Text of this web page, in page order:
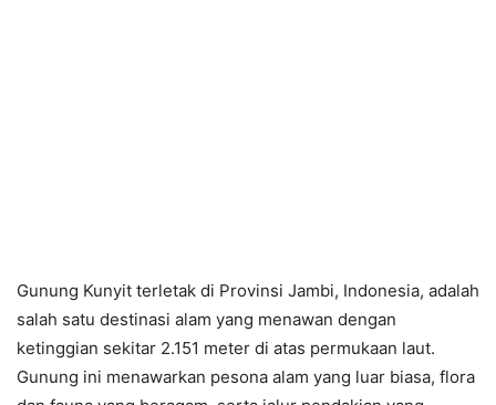
Gunung Kunyit terletak di Provinsi Jambi, Indonesia, adalah
salah satu destinasi alam yang menawan dengan
ketinggian sekitar 2.151 meter di atas permukaan laut.
Gunung ini menawarkan pesona alam yang luar biasa, flora